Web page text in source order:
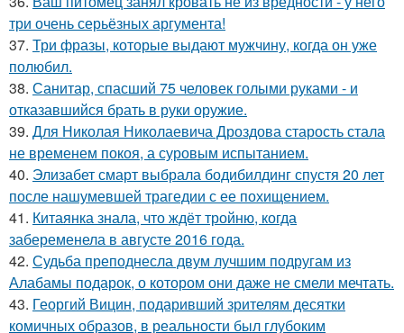
три очень серьёзных аргумента!
37. Три фразы, которые выдают мужчину, когда он уже
полюбил.
38. Санитар, спасший 75 человек голыми руками - и
отказавшийся брать в руки оружие.
39. Для Николая Николаевича Дроздова старость стала
не временем покоя, а суровым испытанием.
40. Элизабет смарт выбрала бодибилдинг спустя 20 лет
после нашумевшей трагедии с ее похищением.
41. Китаянка знала, что ждёт тройню, когда
забеременела в августе 2016 года.
42. Судьба преподнесла двум лучшим подругам из
Алабамы подарок, о котором они даже не смели мечтать.
43. Георгий Вицин, подаривший зрителям десятки
комичных образов, в реальности был глубоким